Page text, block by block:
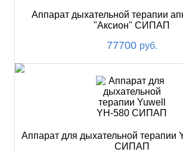
Аппарат дыхательной терапии
"Аксион" СИПАП
77700 руб.
Аппарат для дыхательной терапии
СИПАП